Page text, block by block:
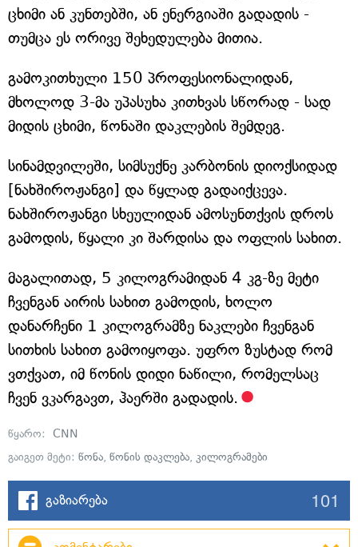
ცხიმი ან კუნთებში, ან ენერგიაში გადადის -
თუმცა ეს ორივე შეხედულება მითია.
გამოკითხული 150 პროფესიონალიდან,
მხოლოდ 3-მა უპასუხა კითხვას სწორად - სად
მიდის ცხიმი, წონაში დაკლების შემდეგ.
სინამდვილეში, სიმსუქნე კარბონის დიოქსიდად
[ნახშიროჟანგი] და წყლად გადაიქცევა.
ნახშიროჟანგი სხეულიდან ამოსუნთქვის დროს
გამოდის, წყალი კი შარდისა და ოფლის სახით.
მაგალითად, 5 კილოგრამიდან 4 კგ-ზე მეტი
ჩვენგან აირის სახით გამოდის, ხოლო
დანარჩენი 1 კილოგრამზე ნაკლები ჩვენგან
სითხის სახით გამოიყოფა. უფრო ზუსტად რომ
ვთქვათ, იმ წონის დიდი ნაწილი, რომელსაც
ჩვენ ვკარგავთ, ჰაერში გადადის.
წყარო: CNN
გაიგეთ მეტი: წონა, წონის დაკლება, კილოგრამები
გაზიარება 101